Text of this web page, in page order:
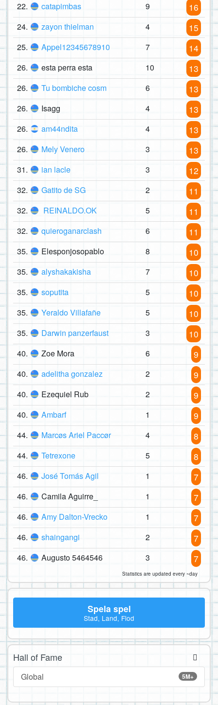
22. catapimbas 9 16
24. zayon thielman 4 15
25. Appel12345678910 7 14
26. esta perra esta 10 13
26. Tu bombiche cosm 6 13
26. Isagg 4 13
26. am44ndita 4 13
26. Mely Venero 3 13
31. ian lacle 3 12
32. Gatito de SG 2 11
32. REINALDO.OK 5 11
32. quieroganarclash 6 11
35. Elesponjosopablo 8 10
35. alyshakakisha 7 10
35. soputita 5 10
35. Yeraldo Villafañe 5 10
35. Darwin panzerfaust 3 10
40. Zoe Mora 6 9
40. adelitha gonzalez 2 9
40. Ezequiel Rub 2 9
40. Ambarf 1 9
44. Marcøs Ariel Paccør 4 8
44. Tetrexone 5 8
46. José Tomás Agil 1 7
46. Camila Aguirre_ 1 7
46. Amy Dalton-Vrecko 1 7
46. shaingangi 2 7
46. Augusto 5464546 3 7
Statistics are updated every ~day
Spela spel
Stad, Land, Flod
Hall of Fame
5M+
Global